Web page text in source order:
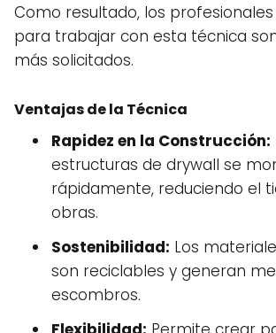
Como resultado, los
para trabajar con esta técnica
más solicitados.
Ventajas de la Técnica
Rapidez en la Construcción:
estructuras de drywall se
rápidamente, reduciendo el
obras.
Sostenibilidad: Los
son reciclables y generan
escombros.